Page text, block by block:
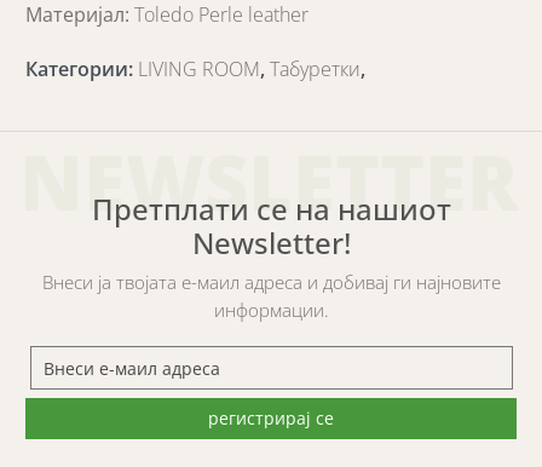
Материјал: Toledo Perle leather
Категории: LIVING ROOM,Табуретки,
NEWSLETTER
Претплати се на нашиот
Newsletter!
Внеси ја твојата е-маил адреса и добивај ги најновите
информации.
регистрирај се